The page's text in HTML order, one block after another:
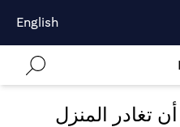
English
تغادر المنزل